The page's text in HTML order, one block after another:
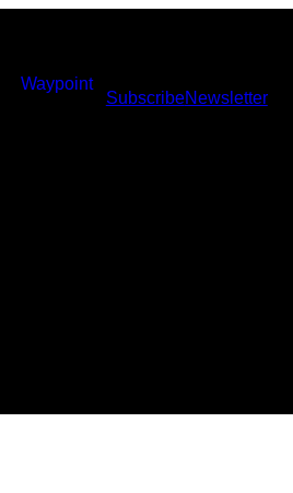
Waypoint
SubscribeNewsletter